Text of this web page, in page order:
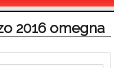
2016 omegna